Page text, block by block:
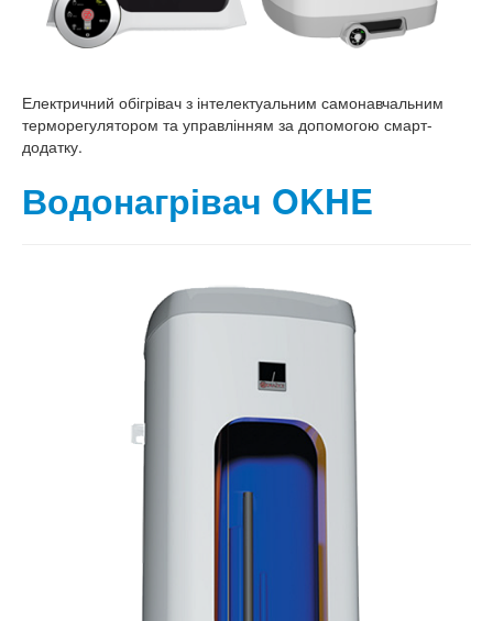
Електричний обігрівач з інтелектуальним самонавчальним
терморегулятором та управлінням за допомогою смарт-
додатку.
Водонагрівач OKHE